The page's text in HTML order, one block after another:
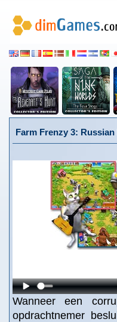
Farm Frenzy 3:
Wanneer een
opdrachtnemer